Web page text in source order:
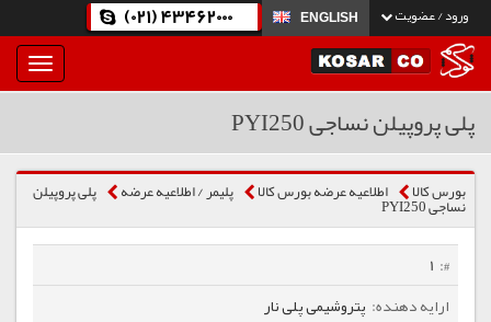
ورود / عضویت ENGLISH
(021) 43462000
بار
و
پلی پروپیلن نساجی PYI250
بورس کالا اطلاعیه عرضه بورس کالا پلیمر / اطلاعیه عرضه پلی پروپیلن
نساجی PYI250
1
پتروشیمی پلی نار